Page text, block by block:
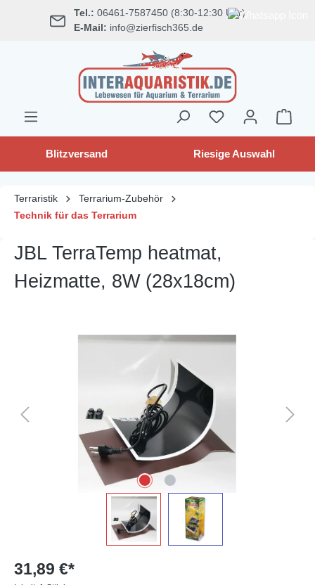
springen Tel.: 06461-7587450 (8:30-12:30 Uhr)
E-Mail: info@zierfisch365.de
Blitzversand Riesige Auswahl
Terraristik
Terrarium-Zubehör
Technik für das Terrarium
JBL TerraTemp heatmat,
Heizmatte, 8W (28x18cm)
Bildergalerie überspringen
31,89 €*